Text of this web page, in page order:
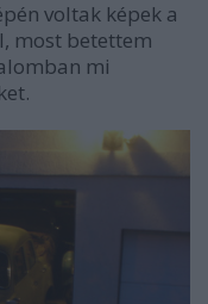
voltak képek a
most betettem
mi